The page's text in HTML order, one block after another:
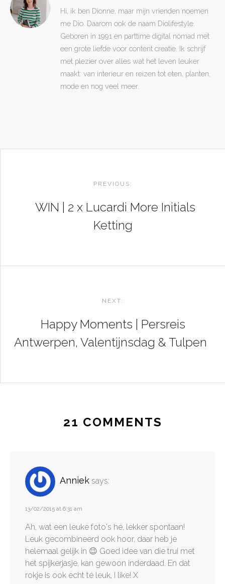
Hi, ik ben Dionne, maar mijn vrienden noemen
me Dio. Daarom ook de naam Diolifestyle.
Geboren in 1991 en parttime digital nomad met
een grote liefde voor content creatie. Ik schrijf
met plezier over alles wat het leven leuker
maakt: van interieur en reizen tot eten, planten,
mode en nog veel meer.
NAVIGATION
PREVIOUS:
WIN | 2 x Lucardi More Initials
Ketting
NEXT:
Happy Moments | Persreis
Antwerpen, Valentijnsdag & Tulpen
21 COMMENTS
Anniek says:
13/02/2015 at 6:31 am
Ah, wat een leuke foto's hé, lekker spontaan!
Leuk gecombineerd ook hoor, daar heb je
helemaal gelijk in 😉 Goed idee van die trui met
het spijkerjasje, kan gewoon inderdaad. En dat
rokje is ook echt té leuk, I like! X